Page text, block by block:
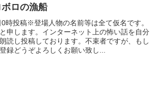
ボロの漁船
時投稿※登場人物の名前等は全て仮名です。
申します。インターネット上の怖い話を自分
読し投稿しております。不束者ですが、もし
録どうぞよろしくお願い致し...